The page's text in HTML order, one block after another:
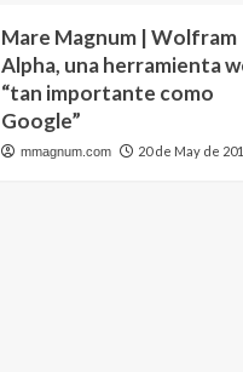
Mare Magnum | Wolfram
Alpha, una herramienta
“tan importante como
Google”
mmagnum.com 20 de May de